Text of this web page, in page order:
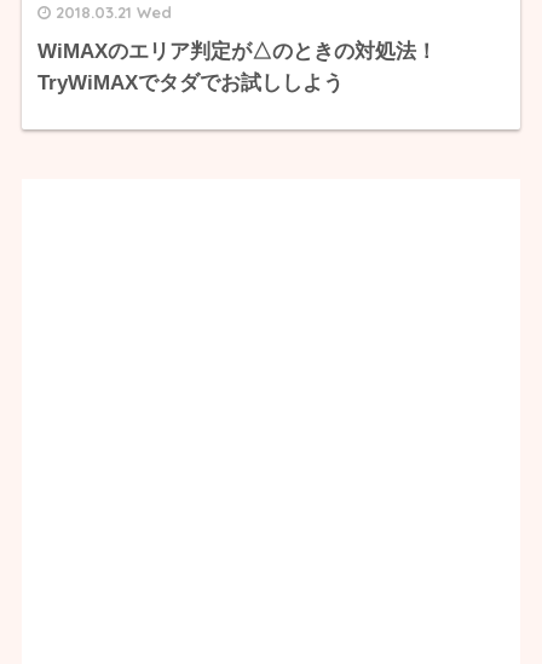
2018.03.21 Wed
WiMAXのエリア判定が△のときの対処法！
TryWiMAXでタダでお試ししよう